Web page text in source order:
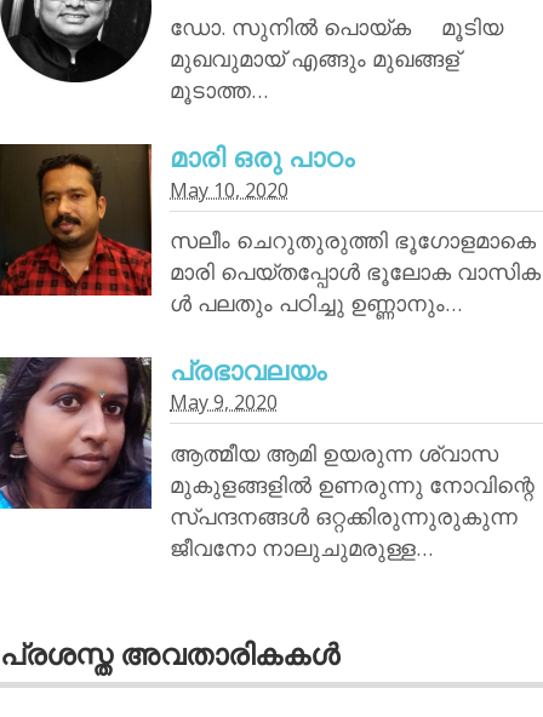
ഡോ. സുനിൽ പൊയ്‌ക മൂടിയ
മുഖവുമായ് എങ്ങും മുഖങ്ങള്
മൂടാത്ത…
മാരി ഒരു പാഠം
May 10, 2020
സലീം ചെറുതുരുത്തി ഭൂഗോളമാകെ
മാരി പെയ്തപ്പോൾ ഭൂലോക വാസിക
ൾ പലതും പഠിച്ചു ഉണ്ണാനും…
പ്രഭാവലയം
May 9, 2020
ആത്മീയ ആമി ഉയരുന്ന ശ്വാസ
മുകുളങ്ങളിൽ ഉണരുന്നു നോവിന്റെ
സ്പന്ദനങ്ങൾ ഒറ്റക്കിരുന്നുരുകുന്ന
ജീവനോ നാലുചുമരുള്ള…
പ്രശസ്ത അവതാരികകള്‍